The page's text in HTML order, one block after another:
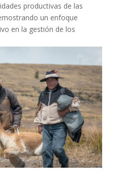
productivas de las
un enfoque
en la gestión de los